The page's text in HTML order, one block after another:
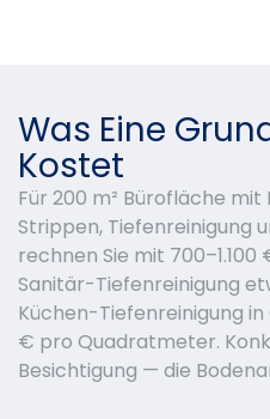
Was Eine
Kostet
Für 200 m² Bürofläche mit
Strippen, Tiefenreinigung
rechnen Sie mit 700–1.100
Sanitär-Tiefenreinigung
Küchen-Tiefenreinigung
€ pro Quadratmeter.
Besichtigung — die